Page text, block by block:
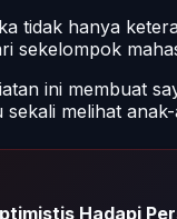
tidak hanya
sekelompok
ini membuat
melihat
Hadapi